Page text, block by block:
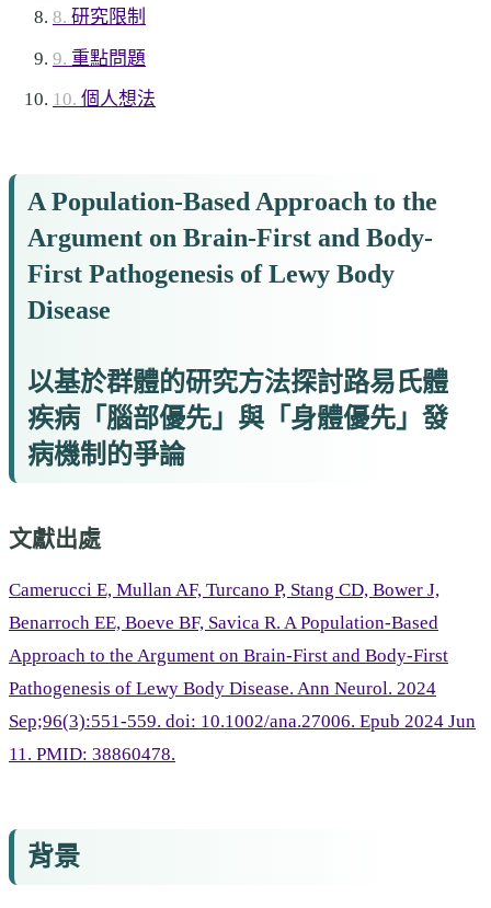
研究限制
重點問題
個人想法
A Population-Based Approach to the
Argument on Brain-First and Body-
First Pathogenesis of Lewy Body
Disease
以基於群體的研究方法探討路易氏體
疾病「腦部優先」與「身體優先」發
病機制的爭論
文獻出處
Camerucci E, Mullan AF, Turcano P, Stang CD, Bower J,
Benarroch EE, Boeve BF, Savica R. A Population-Based
Approach to the Argument on Brain-First and Body-First
Pathogenesis of Lewy Body Disease. Ann Neurol. 2024
Sep;96(3):551-559. doi: 10.1002/ana.27006. Epub 2024 Jun
11. PMID: 38860478.
背景